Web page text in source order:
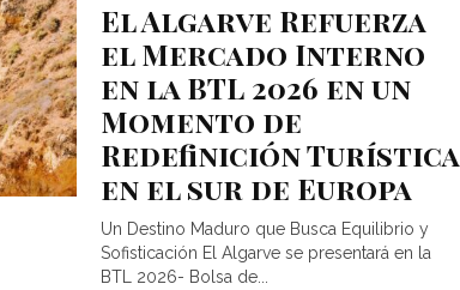
El Algarve Refuerza
el Mercado Interno
en la BTL 2026 en un
Momento de
Redefinición Turística
en el sur de Europa
Un Destino Maduro que Busca Equilibrio y
Sofisticación El Algarve se presentará en la
BTL 2026- Bolsa de...